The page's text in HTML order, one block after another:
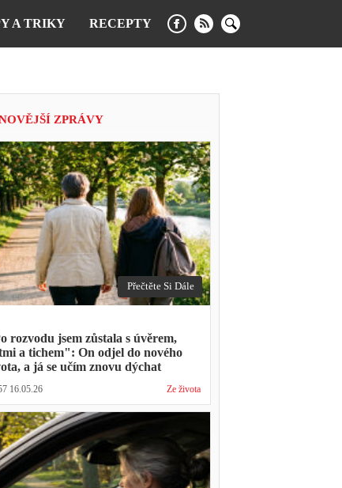
A TRIKY RECEPTY
ZPRÁVY
Přečtěte Si Dále
rozvodu jsem zůstala s úvěrem,
a tichem": On odjel do nového
a já se učím znovu dýchat
16.05.26 Ze života